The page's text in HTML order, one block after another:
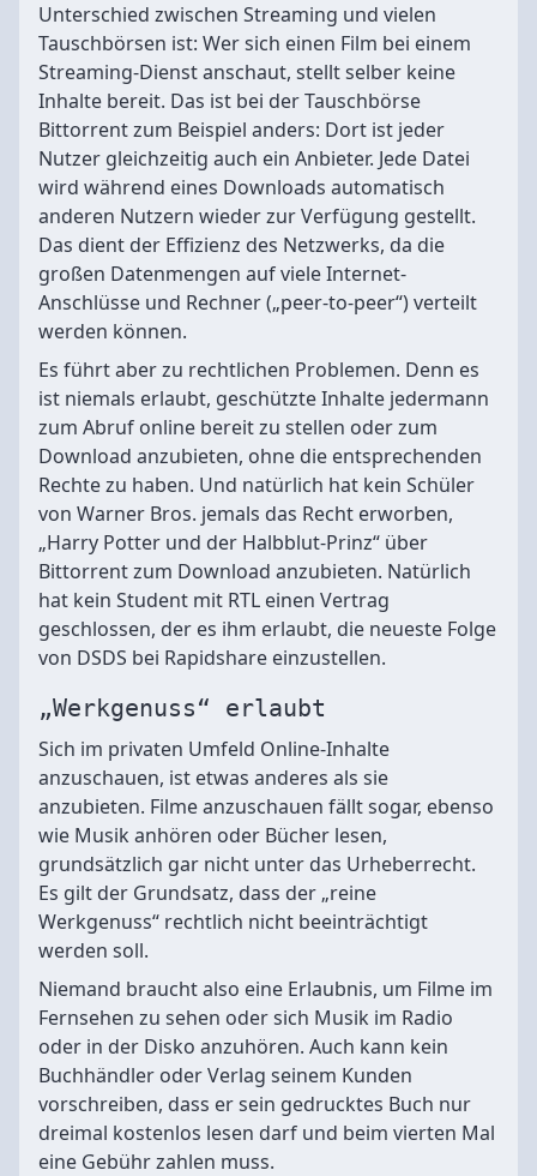
Unterschied zwischen Streaming und vielen
Tauschbörsen ist: Wer sich einen Film bei einem
Streaming-Dienst anschaut, stellt selber keine
Inhalte bereit. Das ist bei der Tauschbörse
Bittorrent zum Beispiel anders: Dort ist jeder
Nutzer gleichzeitig auch ein Anbieter. Jede Datei
wird während eines Downloads automatisch
anderen Nutzern wieder zur Verfügung gestellt.
Das dient der Effizienz des Netzwerks, da die
großen Datenmengen auf viele Internet-
Anschlüsse und Rechner („peer-to-peer“) verteilt
werden können.
Es führt aber zu rechtlichen Problemen. Denn es
ist niemals erlaubt, geschützte Inhalte jedermann
zum Abruf online bereit zu stellen oder zum
Download anzubieten, ohne die entsprechenden
Rechte zu haben. Und natürlich hat kein Schüler
von Warner Bros. jemals das Recht erworben,
„Harry Potter und der Halbblut-Prinz“ über
Bittorrent zum Download anzubieten. Natürlich
hat kein Student mit RTL einen Vertrag
geschlossen, der es ihm erlaubt, die neueste Folge
von DSDS bei Rapidshare einzustellen.
„Werkgenuss“ erlaubt
Sich im privaten Umfeld Online-Inhalte
anzuschauen, ist etwas anderes als sie
anzubieten. Filme anzuschauen fällt sogar, ebenso
wie Musik anhören oder Bücher lesen,
grundsätzlich gar nicht unter das Urheberrecht.
Es gilt der Grundsatz, dass der „reine
Werkgenuss“ rechtlich nicht beeinträchtigt
werden soll.
Niemand braucht also eine Erlaubnis, um Filme im
Fernsehen zu sehen oder sich Musik im Radio
oder in der Disko anzuhören. Auch kann kein
Buchhändler oder Verlag seinem Kunden
vorschreiben, dass er sein gedrucktes Buch nur
dreimal kostenlos lesen darf und beim vierten Mal
eine Gebühr zahlen muss.